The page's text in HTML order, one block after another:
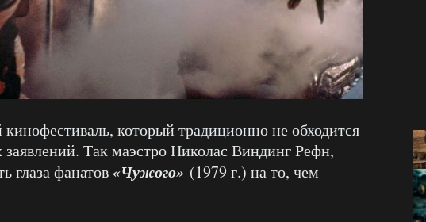
который традиционно не обходится
заявлений. Так маэстро Николас Виндинг Рефн,
глаза фанатов«Чужого» (1979 г.) на то, чем